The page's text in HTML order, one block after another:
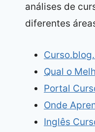
análises de
diferentes
Qual o
Portal
Onde
Inglês